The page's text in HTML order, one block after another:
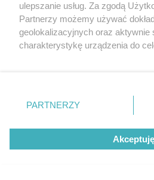
Zrób to po zebraniu
rok zbiory będą
ulepszanie usług. Za zgodą
Partnerzy możemy używać
geolokalizacyjnych oraz aktywnie
charakterystykę urządzenia do
zmienić/wycofać klikając przycisk
znajdujący się w lewym dolnym
rodzaje przetwarzania danych nie
użytkownika, ale masz prawo
przetwarzaniu. Preferencje będą
PARTNERZY
Akceptuję